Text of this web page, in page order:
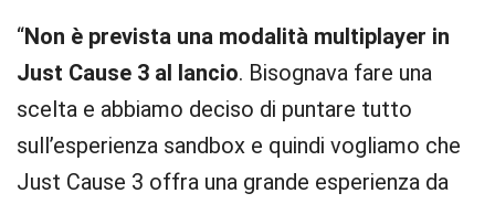
“Non è prevista una modalità multiplayer in
Just Cause 3 al lancio. Bisognava fare una
scelta e abbiamo deciso di puntare tutto
sull’esperienza sandbox e quindi vogliamo che
Just Cause 3 offra una grande esperienza da